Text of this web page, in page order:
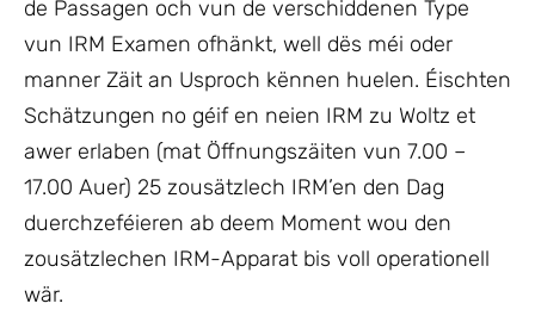
de Passagen och vun de verschiddenen Type
vun IRM Examen ofhänkt, well dës méi oder
manner Zäit an Usproch kënnen huelen. Éischten
Schätzungen no géif en neien IRM zu Woltz et
awer erlaben (mat Öffnungszäiten vun 7.00 –
17.00 Auer) 25 zousätzlech IRM’en den Dag
duerchzeféieren ab deem Moment wou den
zousätzlechen IRM-Apparat bis voll operationell
wär.